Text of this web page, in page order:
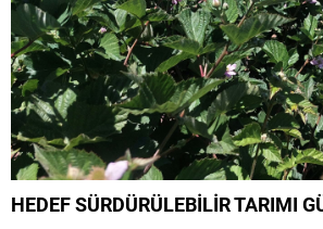
HEDEF SÜRDÜRÜLEBİLİR TARIMI